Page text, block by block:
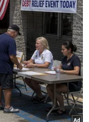
để hỗ trợ
báo hạ lãi
1,8% xuống